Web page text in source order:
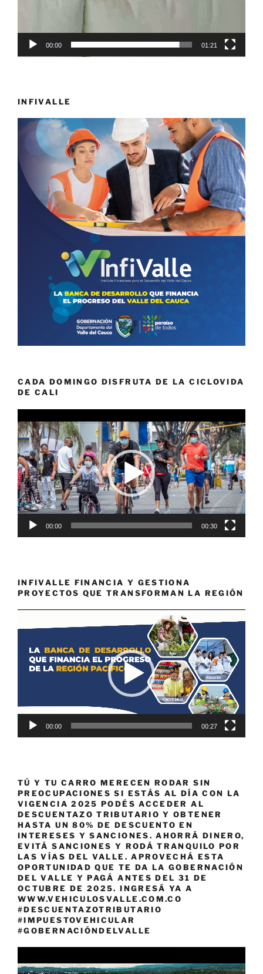
00:00 01:21
INFIVALLE
CADA DOMINGO DISFRUTA DE LA CICLOVIDA
DE CALI
de
vídeo
00:00 00:30
INFIVALLE FINANCIA Y GESTIONA
PROYECTOS QUE TRANSFORMAN LA REGIÓN
de
00:00 00:27
TÚ Y TU CARRO MERECEN RODAR SIN
PREOCUPACIONES SI ESTÁS AL DÍA CON LA
VIGENCIA 2025 PODÉS ACCEDER AL
DESCUENTAZO TRIBUTARIO Y OBTENER
HASTA UN 80% DE DESCUENTO EN
INTERESES Y SANCIONES. AHORRÁ DINERO,
EVITÁ SANCIONES Y RODÁ TRANQUILO POR
LAS VÍAS DEL VALLE. APROVECHÁ ESTA
OPORTUNIDAD QUE TE DA LA GOBERNACIÓN
DEL VALLE Y PAGÁ ANTES DEL 31 DE
OCTUBRE DE 2025. INGRESÁ YA A
WWW.VEHICULOSVALLE.COM.CO
#DESCUENTAZOTRIBUTARIO
#IMPUESTOVEHICULAR
#GOBERNACIÓNDELVALLE
de